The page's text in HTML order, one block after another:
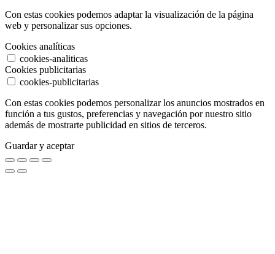
Con estas cookies podemos adaptar la visualización de la página
web y personalizar sus opciones.
Cookies analíticas
cookies-analiticas
Cookies publicitarias
cookies-publicitarias
Con estas cookies podemos personalizar los anuncios mostrados en
función a tus gustos, preferencias y navegación por nuestro sitio
además de mostrarte publicidad en sitios de terceros.
Guardar y aceptar